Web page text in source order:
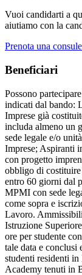
Vuoi candidarti a
aiutiamo con la
Prenota una
Beneficiari
Possono
indicati dal bando:
Imprese già
includa almeno un
sede legale e/o
Imprese; Aspiranti
con progetto
obbligo di costituire
entro 60 giorni dal
MPMI con sede
come sopra e
Lavoro.
Istruzione
ore per studente
tale data e
studenti residenti
Academy tenuti in